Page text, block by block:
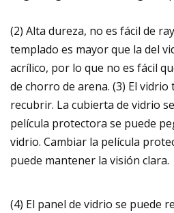
(2) Alta dureza, no es fácil de
templado es mayor que la del
acrílico, por lo que no es fácil
de chorro de arena. (3) El vidrio
recubrir. La cubierta de vidrio
película protectora se puede
vidrio. Cambiar la película
puede mantener la visión clara.
(4) El panel de vidrio se puede